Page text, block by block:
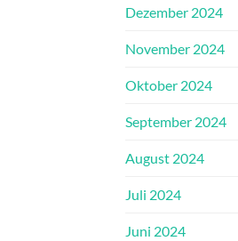
Dezember 2024
November 2024
Oktober 2024
September 2024
August 2024
Juli 2024
Juni 2024